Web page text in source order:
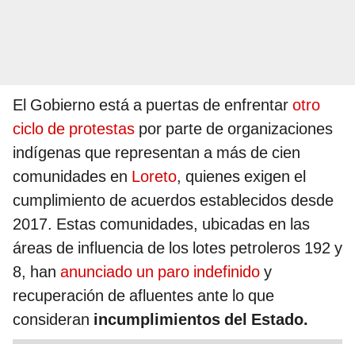
El Gobierno está a puertas de enfrentar otro
ciclo de protestas por parte de organizaciones
indígenas que representan a más de cien
comunidades en Loreto, quienes exigen el
cumplimiento de acuerdos establecidos desde
2017. Estas comunidades, ubicadas en las
áreas de influencia de los lotes petroleros 192 y
8, han anunciado un paro indefinido y
recuperación de afluentes ante lo que
consideran incumplimientos del Estado.